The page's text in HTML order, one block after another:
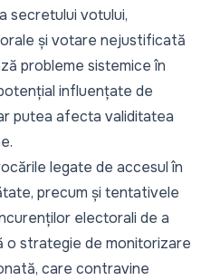
secretului votului,
și votare nejustificată
probleme sistemice în
influențate de
putea afecta validitatea
legate de accesul în
precum și tentativele
electorali de a
o strategie de monitorizare
care contravine